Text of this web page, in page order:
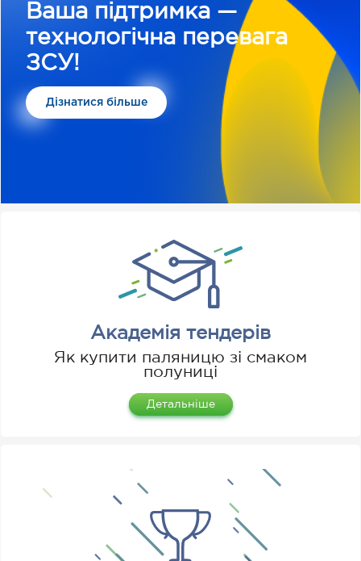
Ваша підтримка —
технологічна перевага
ЗСУ!
Дізнатися більше
Академія тендерів
Як купити паляницю зі смаком
полуниці
Детальніше